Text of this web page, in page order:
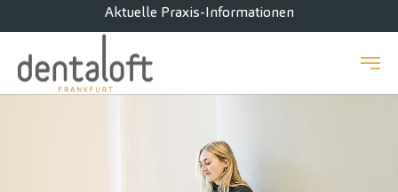
Zum Hauptinhalt springen
Aktuelle Praxis-Informationen